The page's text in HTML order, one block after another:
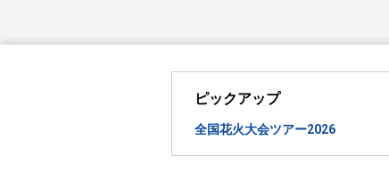
ピックアップ
全国花火大会ツアー2026